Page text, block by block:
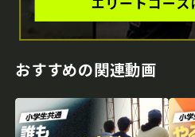
おすすめの関連動画